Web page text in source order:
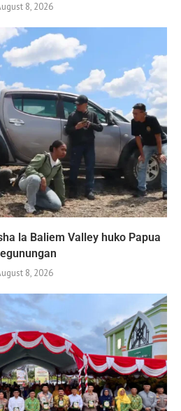
8, 2026
la Baliem Valley huko Papua
8, 2026